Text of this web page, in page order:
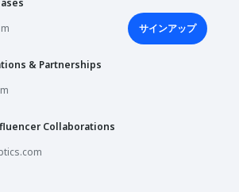
& Partnerships
Collaborations
サインアップ